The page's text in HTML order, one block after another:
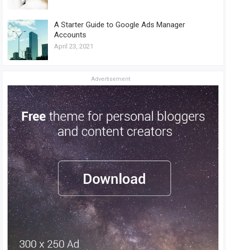
A Starter Guide to Google Ads Manager
Accounts
April 23, 2021
Advertisement